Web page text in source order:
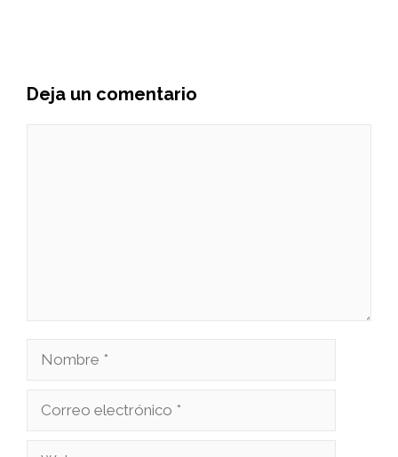
Deja un comentario
Nombre
Correo
Web